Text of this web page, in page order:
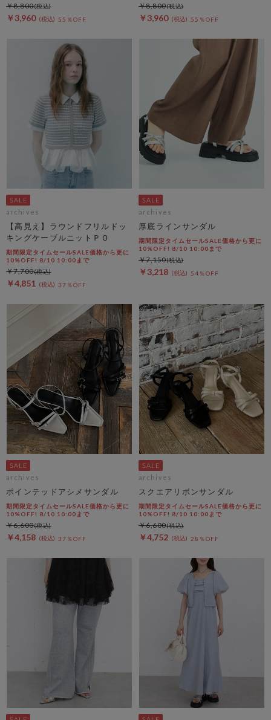
￥3,960 55％OFF
￥8,800
￥3,960 55％OFF
￥8,800
archives
【高見え】ラウンドフリルドッ
キングケーブルニットＰＯ
期間限定タイムセールSALE価格から更に
10%OFF! 8/10 10:00まで
￥4,851 37％OFF
￥7,700
archives
厚底ラインサンダル
期間限定タイムセールSALE価格から更に
10%OFF! 8/10 10:00まで
￥3,218 54％OFF
￥7,150
archives
ポインテッドアシメサンダル
期間限定タイムセールSALE価格から更に
10%OFF! 8/10 10:00まで
￥4,158 37％OFF
￥6,600
archives
スクエアリボンサンダル
期間限定タイムセールSALE価格から更に
10%OFF! 8/10 10:00まで
￥4,752 28％OFF
￥6,600